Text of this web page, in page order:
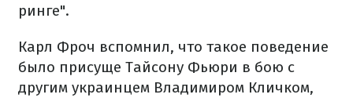
ринге".
Карл Фроч вспомнил, что такое поведение
было присуще Тайсону Фьюри в бою с
другим украинцем Владимиром Кличком,